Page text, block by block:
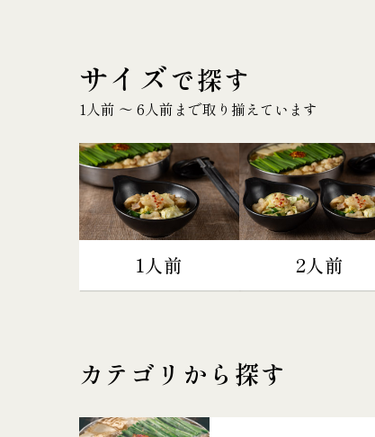
サイズで探す
1人前 〜 6人前まで取り揃えています
1人前 2人前
カテゴリから探す